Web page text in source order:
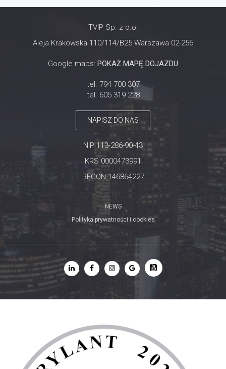
TVIP Sp. z o.o.
Aleja Krakowska 110/114/B25 Warszawa 02-256
Google maps: POKAŻ MAPĘ DOJAZDU
tel. 794 700 307
tel. 605 319 228
NAPISZ DO NAS
NIP 113-286-90-43
KRS 0000473991
REGON 146864227
NEWS
Polityka prywatności i cookies